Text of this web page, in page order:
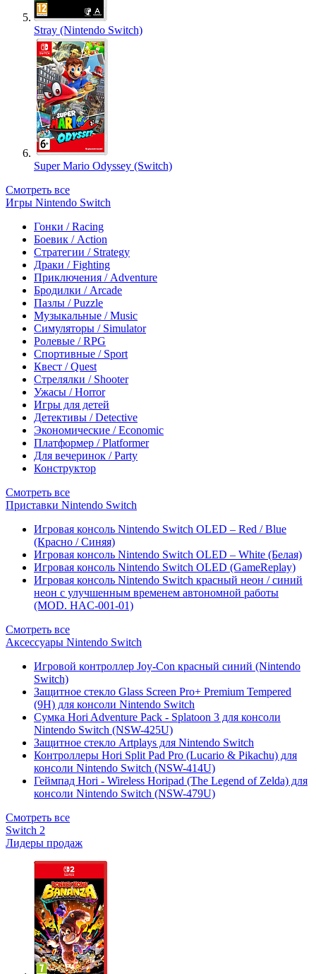
Stray (Nintendo Switch)
Super Mario Odyssey (Switch)
Смотреть все
Игры Nintendo Switch
Гонки / Racing
Боевик / Action
Стратегии / Strategy
Драки / Fighting
Приключения / Adventure
Бродилки / Arcade
Пазлы / Puzzle
Музыкальные / Music
Симуляторы / Simulator
Ролевые / RPG
Спортивные / Sport
Квест / Quest
Стрелялки / Shooter
Ужасы / Horror
Игры для детей
Детективы / Detective
Экономические / Economic
Платформер / Platformer
Для вечеринок / Party
Конструктор
Смотреть все
Приставки Nintendo Switch
Игровая консоль Nintendo Switch OLED – Red / Blue
(Красно / Синяя)
Игровая консоль Nintendo Switch OLED – White (Белая)
Игровая консоль Nintendo Switch OLED (GameReplay)
Игровая консоль Nintendo Switch красный неон / синий
неон с улучшенным временем автономной работы
(MOD. HAC-001-01)
Смотреть все
Аксессуары Nintendo Switch
Игровой контроллер Joy-Con красный синий (Nintendo
Switch)
Защитное стекло Glass Screen Pro+ Premium Tempered
(9H) для консоли Nintendo Switch
Сумка Hori Adventure Pack - Splatoon 3 для консоли
Nintendo Switch (NSW-425U)
Защитное стекло Artplays для Nintendo Switch
Контроллеры Hori Split Pad Pro (Lucario & Pikachu) для
консоли Nintendo Switch (NSW-414U)
Геймпад Hori - Wireless Horipad (The Legend of Zelda) для
консоли Nintendo Switch (NSW-479U)
Смотреть все
Switch 2
Лидеры продаж